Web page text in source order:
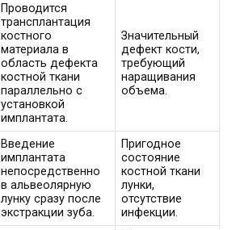
Проводится
трансплантация
костного
материала в
область дефекта
костной ткани
параллельно с
установкой
имплантата.
Значительный
дефект кости,
требующий
наращивания
объема.
Введение
имплантата
непосредственно
в альвеолярную
лунку сразу после
экстракции зуба.
Пригодное
состояние
костной ткани
лунки,
отсутствие
инфекции.